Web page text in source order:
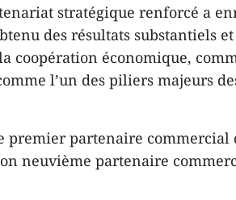
stratégique renforcé a
des résultats substantiels et
coopération économique,
l’un des piliers majeurs
premier partenaire commercial
neuvième partenaire